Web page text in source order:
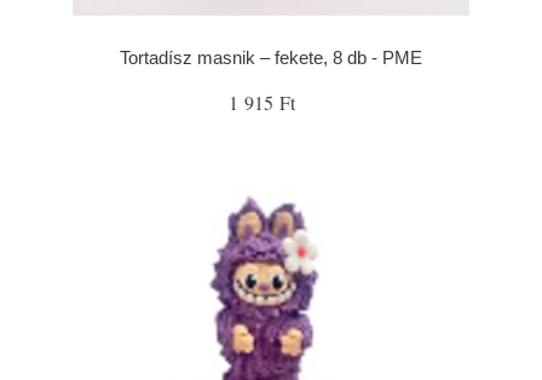
Tortadísz masnik – fekete, 8 db - PME
1 915 Ft